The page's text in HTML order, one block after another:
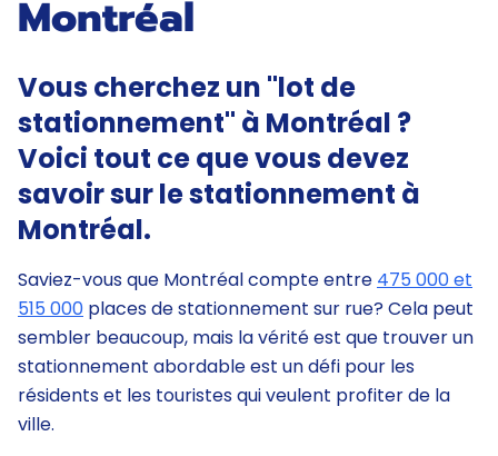
Montréal
Vous cherchez un "lot de
stationnement" à Montréal ?
Voici tout ce que vous devez
savoir sur le stationnement à
Montréal.
Saviez-vous que Montréal compte entre 475 000 et
515 000 places de stationnement sur rue? Cela peut
sembler beaucoup, mais la vérité est que trouver un
stationnement abordable est un défi pour les
résidents et les touristes qui veulent profiter de la
ville.